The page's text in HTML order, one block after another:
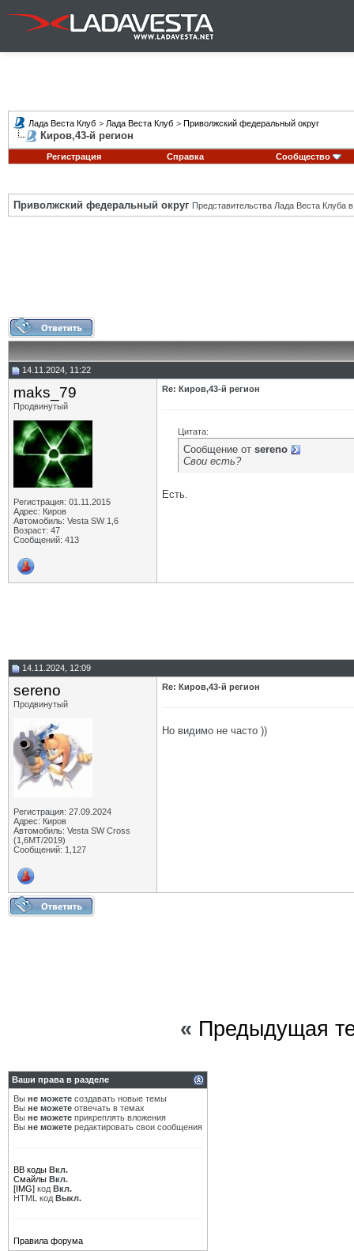
Лада Веста Клуб > Лада Веста Клуб > Приволжский федеральный округ
Киров,43-й регион
Регистрация Справка Сообщество
Приволжский федеральный округ Представительства Лада Веста Клуба
14.11.2024, 11:22
maks_79
Продвинутый
Регистрация: 01.11.2015
Адрес: Киров
Автомобиль: Vesta SW 1,6
Возраст: 47
Сообщений: 413
Re: Киров,43-й регион
Цитата:
Сообщение от sereno
Свои есть?
Есть.
14.11.2024, 12:09
sereno
Продвинутый
Регистрация: 27.09.2024
Адрес: Киров
Автомобиль: Vesta SW Cross
(1,6МТ/2019)
Сообщений: 1,127
Re: Киров,43-й регион
Но видимо не часто ))
« Предыдущая
Ваши права в разделе
Вы не можете создавать новые темы
Вы не можете отвечать в темах
Вы не можете прикреплять вложения
Вы не можете редактировать свои сообщения
BB коды Вкл.
Смайлы Вкл.
[IMG] код Вкл.
HTML код Выкл.
Правила форума